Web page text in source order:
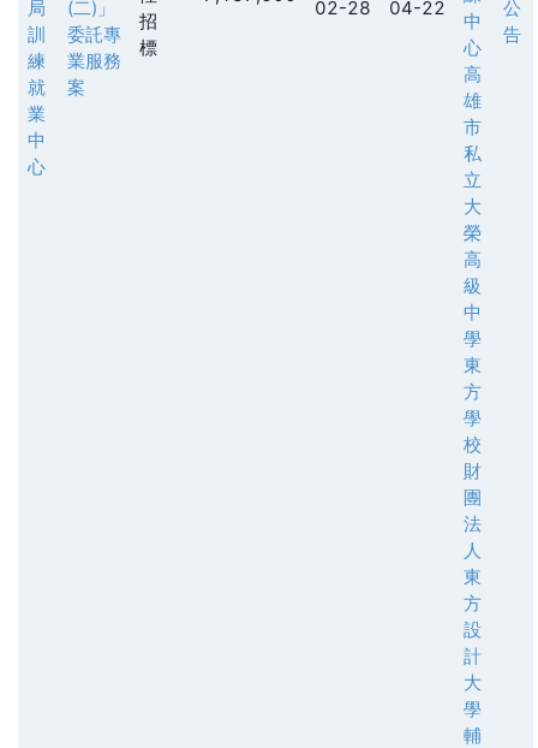
局
訓
練
就
業
中
心
(二)」
委託專
業服務
案
招
標
02-28 04-22
中
心
高
雄
市
私
立
大
榮
高
級
中
學
東
方
學
校
財
團
法
人
東
方
設
計
大
學
輔
公
告